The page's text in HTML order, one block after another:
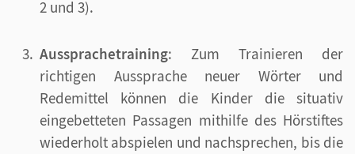
2 und 3).
Aussprachetraining: Zum Trainieren der
richtigen Aussprache neuer Wörter und
Redemittel können die Kinder die situativ
eingebetteten Passagen mithilfe des Hörstiftes
wiederholt abspielen und nachsprechen, bis die